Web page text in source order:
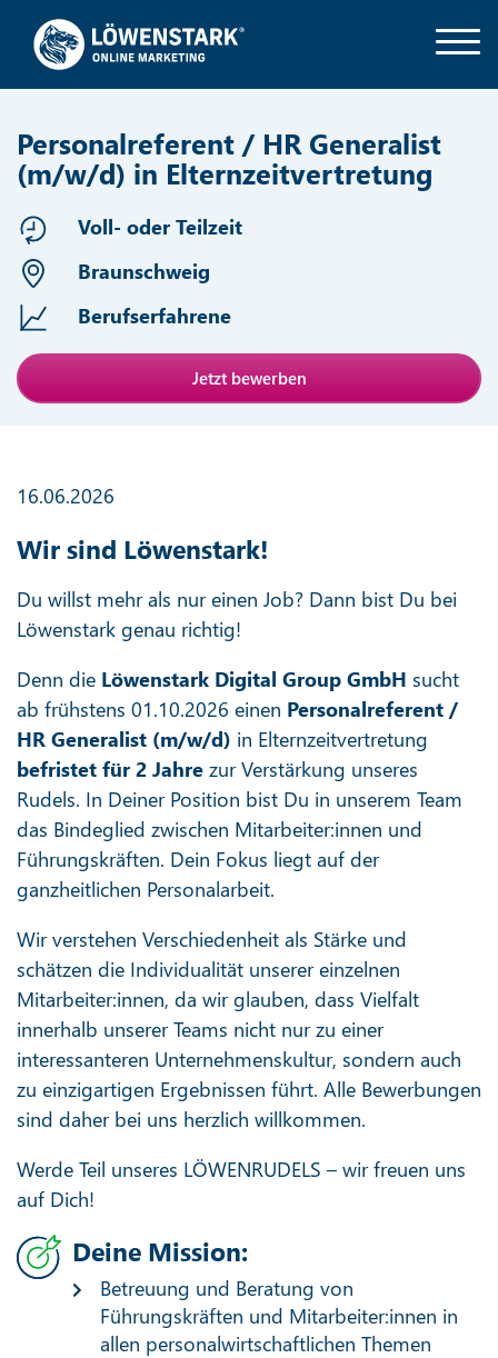
Personalreferent / HR Generalist
(m/w/d) in Elternzeitvertretung
Voll- oder Teilzeit
Braunschweig
Berufserfahrene
Jetzt bewerben
16.06.2026
Wir sind Löwenstark!
Du willst mehr als nur einen Job? Dann bist Du bei
Löwenstark genau richtig!
Denn die Löwenstark Digital Group GmbH sucht
ab frühstens 01.10.2026 einen Personalreferent /
HR Generalist (m/w/d) in Elternzeitvertretung
befristet für 2 Jahre zur Verstärkung unseres
Rudels. In Deiner Position bist Du in unserem Team
das Bindeglied zwischen Mitarbeiter:innen und
Führungskräften. Dein Fokus liegt auf der
ganzheitlichen Personalarbeit.
Wir verstehen Verschiedenheit als Stärke und
schätzen die Individualität unserer einzelnen
Mitarbeiter:innen, da wir glauben, dass Vielfalt
innerhalb unserer Teams nicht nur zu einer
interessanteren Unternehmenskultur, sondern auch
zu einzigartigen Ergebnissen führt. Alle Bewerbungen
sind daher bei uns herzlich willkommen.
Werde Teil unseres LÖWENRUDELS – wir freuen uns
auf Dich!
Deine Mission:
Betreuung und Beratung von
Führungskräften und Mitarbeiter:innen in
allen personalwirtschaftlichen Themen